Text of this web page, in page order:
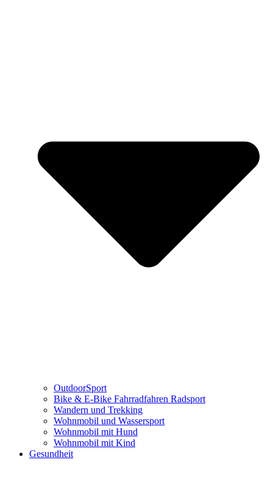
OutdoorSport
Bike & E-Bike Fahrradfahren Radsport
Wandern und Trekking
Wohnmobil und Wassersport
Wohnmobil mit Hund
Wohnmobil mit Kind
Gesundheit